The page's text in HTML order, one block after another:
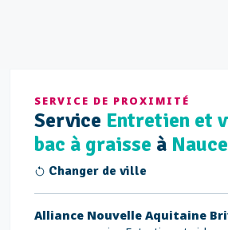
SERVICE DE PROXIMITÉ
Service Entretien et
bac à graisse à
Changer de ville
Alliance Nouvelle Aquitaine